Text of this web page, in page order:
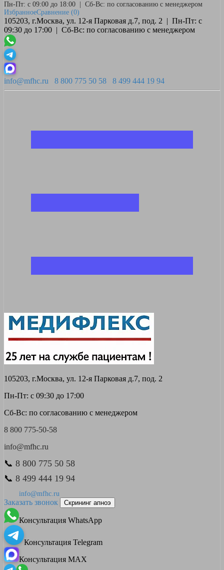
Пн-Пт: с 09:00 до 18:00 | Сб-Вс: по согласованию с менеджером
ИзбранноеСравнение (0)
105203, г.Москва, ул. 12-я Парковая д.7, под. 2 | Пн-Пт: с
09:30 до 17:00 | Сб-Вс: по согласованию с менеджером
info@mfhc.ru 8 800 775 50 58 8 499 444 19 94
105203, г.Москва, ул. 12-я Парковая д.7, под. 2
Пн-Пт: с 09:30 до 17:00
Сб-Вс: по согласованию с менеджером
8 800 775-50-58
info@mfhc.ru
📞 8 800 775 50 58
📞 8 499 444 19 94
info@mfhc.ru
Заказать звонок Скрининг апноэ
Консультация WhatsApp
Консультация Telegram
Консультация MAX